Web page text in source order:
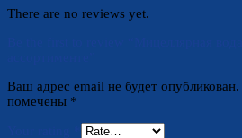
There are no reviews yet.
Ваш адрес email не будет опубликован.
помечены *